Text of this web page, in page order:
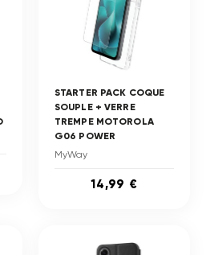
STARTER PACK COQUE
SOUPLE + VERRE
TREMPE MOTOROLA
G06 POWER
MyWay
14,99 €